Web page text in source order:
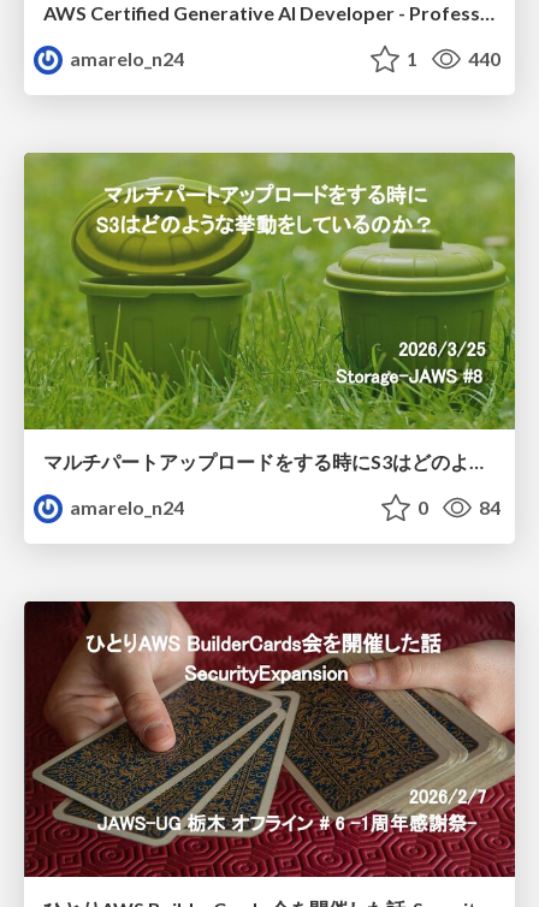
AWS Certified Generative AI Developer - Professional Beta 不合格体験記
amarelo_n24
1 440
マルチパートアップロードをする時にS3はどのような挙動をしているのか？
amarelo_n24
0 84